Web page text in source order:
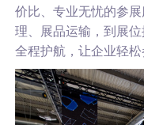
价比、专业无忧的参
理、展品运输，到展
全程护航，让企业轻松